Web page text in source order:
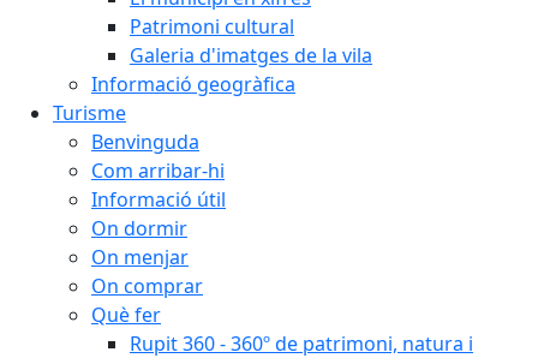
Patrimoni cultural
Galeria d'imatges de la vila
Informació geogràfica
Turisme
Benvinguda
Com arribar-hi
Informació útil
On dormir
On menjar
On comprar
Què fer
Rupit 360 - 360º de patrimoni, natura i